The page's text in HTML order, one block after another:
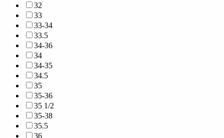
32
33
33-34
33.5
34-36
34
34-35
34.5
35
35-36
35 1/2
35-38
35.5
36